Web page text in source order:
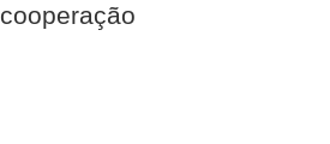
cooperação